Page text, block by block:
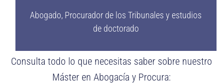
Abogado, Procurador de los Tribunales y estudios
de doctorado
Consulta todo lo que necesitas saber sobre nuestro
Máster en Abogacía y Procura: